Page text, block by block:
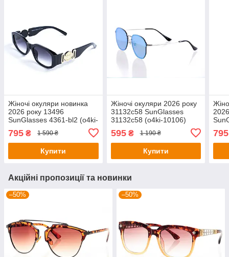
Жіночі окуляри новинка
2026 року 13496
SunGlasses 4361-bl2 (o4ki-
795 ₴ 1 590 ₴
Купити
Жіночі окуляри 2026 року
31132с58 SunGlasses
31132с58 (o4ki-10106)
595₴ 1 190 ₴
Купити
795
Акційні пропозиції та новинки
–50% –50%